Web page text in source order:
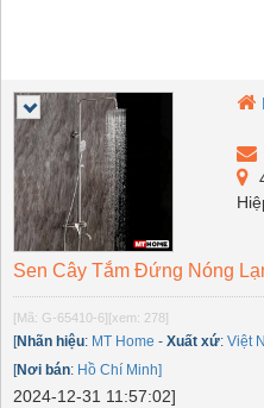
Sen Cây Tắm Đứng Nóng
[Mã: G-65410-6] [xem: 278]
[Nhãn hiệu: MT Home - Xuất xứ: Việt
[Nơi bán: Hồ Chí Minh]
2024-12-31 11:57:02]